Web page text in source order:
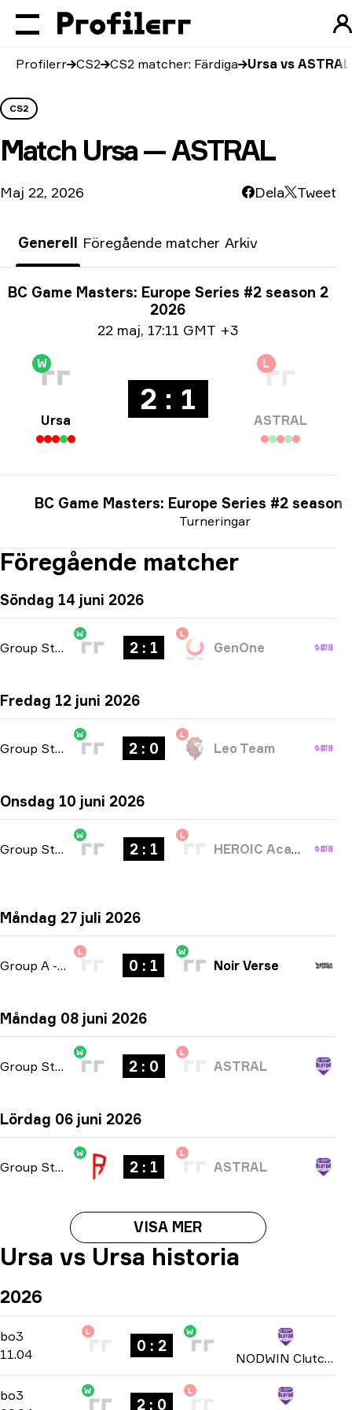
Profilerr CS2 CS2 matcher: Färdiga Ursa vs ASTRAL
CS2
Match Ursa — ASTRAL
Maj 22, 2026 Dela Tweet
Generell Föregående matcher Arkiv
Turneringsinfo
BC Game Masters: Europe Series #2 season 2
2026
22 maj, 17:11 GMT +3
W
Ursa
2 : 1
L
ASTRAL
Turneringar
BC Game Masters: Europe Series #2 season
Föregående matcher
Söndag 14 juni 2026
Group Stage -bo3
W
2 : 1
L
GenOne
Fredag 12 juni 2026
Group Stage -bo3
W
2 : 0
L
Leo Team
Onsdag 10 juni 2026
Group Stage -bo3
W
2 : 1
L
HEROIC Academy
Måndag 27 juli 2026
Group A - bo1
L
0 : 1
W
Noir Verse
Måndag 08 juni 2026
Group Stage -bo3
W
2 : 0
L
ASTRAL
Lördag 06 juni 2026
Group Stage bo3
W
2 : 1
L
ASTRAL
VISA MER
Ursa vs Ursa historia
2026
bo3 Play-In Group D
bo3
11.04
L
0 : 2
W
NODWIN Clutch Series: Season 7 2026
bo3 Play-In Group D
bo3
W
2 : 0
L